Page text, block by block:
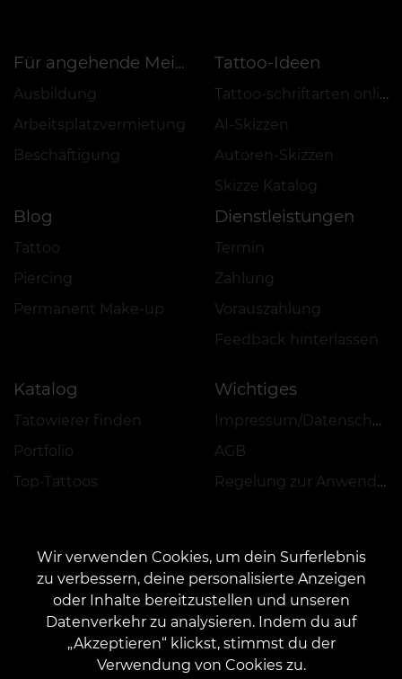
Für angehende Meister
Ausbildung
Arbeitsplatzvermietung
Beschäftigung
Tattoo-Ideen
Tattoo-schriftarten online
AI-Skizzen
Autoren-Skizzen
Skizze Katalog
Blog
Tattoo
Piercing
Permanent Make-up
Dienstleistungen
Termin
Zahlung
Vorauszahlung
Feedback hinterlassen
Katalog
Tätowierer finden
Portfolio
Top-Tattoos
Wichtiges
Impressum/Datenschutz
AGB
Regelung zur Anwendung von Aktionen, Rabatten und VEAN COINS
KONTAKT
Kontaktieren Sie uns: customers@vean-tattoo.de
Zusammenarbeit: marketing.veantattoo@gmail.com
Wir verwenden Cookies, um dein Surferlebnis
zu verbessern, deine personalisierte Anzeigen
oder Inhalte bereitzustellen und unseren
Datenverkehr zu analysieren. Indem du auf
„Akzeptieren“ klickst, stimmst du der
Verwendung von Cookies zu.